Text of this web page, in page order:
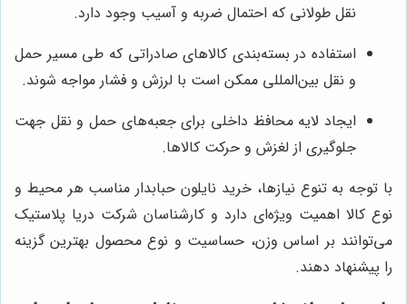
نقل طولانی که احتمال ضربه و آسیب وجود دارد.
استفاده در بسته‌بندی کالاهای صادراتی که طی مسیر حمل
و نقل بین‌المللی ممکن است با لرزش و فشار مواجه شوند.
ایجاد لایه محافظ داخلی برای جعبه‌های حمل و نقل جهت
جلوگیری از لغزش و حرکت کالاها.
با توجه به تنوع نیازها، خرید نایلون حبابدار مناسب هر محیط و
نوع کالا اهمیت ویژه‌ای دارد و کارشناسان شرکت دریا پلاستیک
می‌توانند بر اساس وزن، حساسیت و نوع محصول بهترین گزینه
را پیشنهاد دهند.